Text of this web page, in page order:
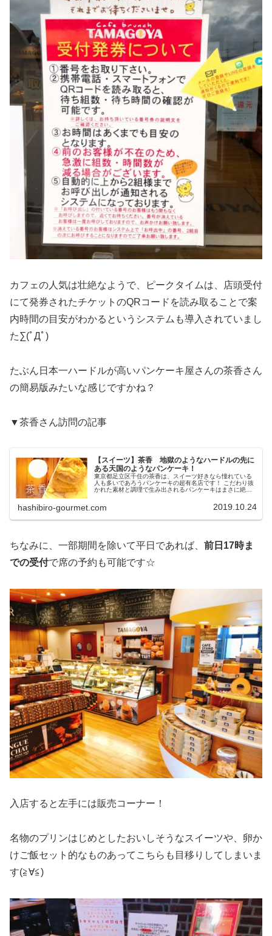
カフェの人気は壮絶なようで、ピークタイムは、店頭受付
にて発券されたチケットのQRコードを読み取ることで案
内時間の目安がわかるというシステムも導入されていまし
た∑(ﾟДﾟ)
たぶん日本一ハードルが高いパンケーキ屋さんの茶香さん
の簡易版みたいな感じですかね？
▼茶香さん訪問の記事
【スイーツ】茶香 地獄のようなハードルの先に
ある天国のようなパンケーキ！
東京都足立区千住の茶香は、スイーツ好きなら憧れている
人も多いであろうパンケーキの超有名店です！ こだわり抜
かれた素材と調理で生み出されるパンケーキはまさに絶品
hashibiro-gourmet.com 2019.10.24
ちなみに、一部期間を除いて平日であれば、 前日17時ま
での受付で席の予約も可能です☆
入店すると左手には販売コーナー！
名物のプリンはじめとしたおいしそうなスイーツや、卵か
けご飯セット的なものあってこちらも目移りしてしまいま
す(≧∀≦)